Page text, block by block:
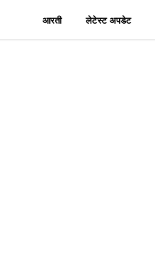
आरती लेटेस्ट अपडेट